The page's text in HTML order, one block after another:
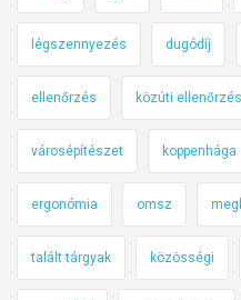
légszennyezés dugódíj
ellenőrzés közúti ellenőrzés
városépítészet koppenhága
ergonómia omsz
talált tárgyak közösségi